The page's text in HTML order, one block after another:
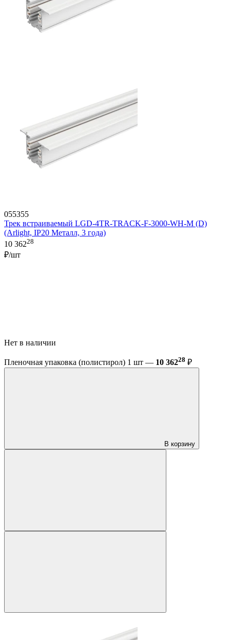
055355
Трек встраиваемый LGD-4TR-TRACK-F-3000-WH-M (D)
(Arlight, IP20 Металл, 3 года)
10 36228
₽/шт
Нет в наличии
Пленочная упаковка (полистирол) 1 шт — 10 36228 ₽
В корзину